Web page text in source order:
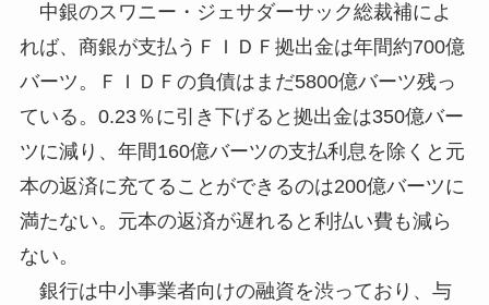
中銀のスワニー・ジェサダーサック総裁補によ
れば、商銀が支払うＦＩＤＦ拠出金は年間約700億
バーツ。ＦＩＤＦの負債はまだ5800億バーツ残っ
ている。0.23％に引き下げると拠出金は350億バー
ツに減り、年間160億バーツの支払利息を除くと元
本の返済に充てることができるのは200億バーツに
満たない。元本の返済が遅れると利払い費も減ら
ない。
銀行は中小事業者向けの融資を渋っており、与